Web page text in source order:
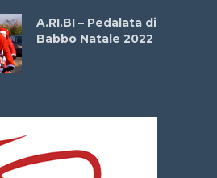
A.RI.BI – Pedalata di
Babbo Natale 2022